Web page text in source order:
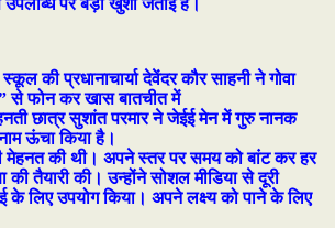
की प्रधानाचार्या देवेंदर कौर साहनी ने गोवा
से फोन कर खास बातचीत में
छात्र सुशांत परमार ने जेईई मेन में गुरु नानक
ऊंचा किया है।
की थी। अपने स्तर पर समय को बांट कर हर
की तैयारी की। उन्होंने सोशल मीडिया से दूरी
के लिए उपयोग किया। अपने लक्ष्य को पाने के लिए